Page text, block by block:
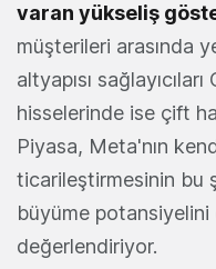
varan yükseliş
müşterileri arasında
altyapısı
hisselerinde ise çift
Piyasa, Meta'nın
ticarileştirmesinin bu
büyüme
değerlendiriyor.